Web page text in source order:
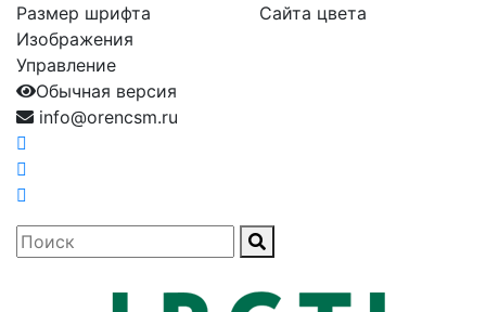
Размер шрифта
Сайта цвета
Изображения
Управление
Обычная версия
info@orencsm.ru